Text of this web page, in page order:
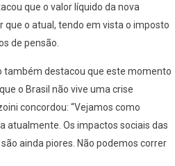
que o valor líquido da nova
que o atual, tendo em vista o imposto
de pensão.
também destacou que este momento
o Brasil não vive uma crise
concordou: “Vejamos como
atualmente. Os impactos sociais das
ainda piores. Não podemos correr